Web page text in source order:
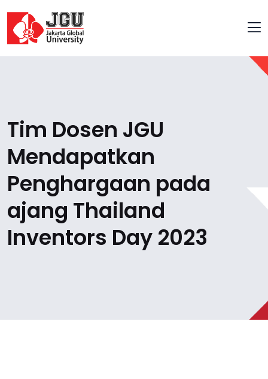
Tim Dosen JGU
Mendapatkan
Penghargaan pada
ajang Thailand
Inventors Day 2023